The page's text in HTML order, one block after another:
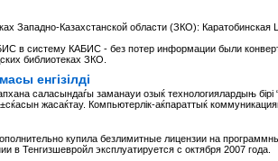
Западно-Казахстанской области (ЗКО):
в систему КАБИС - без потер информации были
библиотеках ЗКО.
енгізілді
саласындаѓы заманауи озыќ технологиялардыњ бірі
жасаќтау. Компьютерлік-аќпараттыќ
купила безлимитные лицензии на
в Тенгизшевройл эксплуатируется с октября 2007 года.